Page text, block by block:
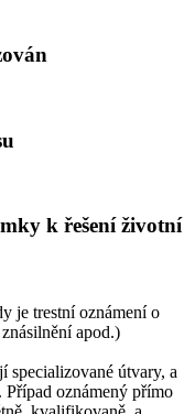
k řešení životní
je trestní oznámení o
apod.)
specializované útvary, a
oznámený přímo